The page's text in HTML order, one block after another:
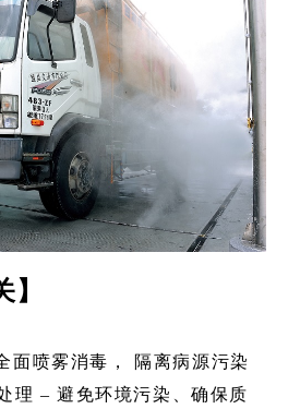
】
面喷雾消毒，
隔离病源污染
理 –避免环境污染、确保质